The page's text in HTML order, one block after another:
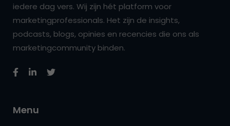
iedere dag vers. Wij zijn hét platform voor
marketingprofessionals. Het zijn de insights,
podcasts, blogs, opinies en recencies die ons als
marketingcommunity binden.
Menu